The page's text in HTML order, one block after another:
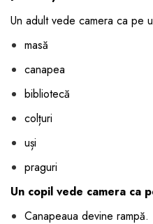
Un adult vede camera ca pe
masă
canapea
bibliotecă
colțuri
uși
praguri
Un copil vede camera ca
Canapeaua devine rampă.